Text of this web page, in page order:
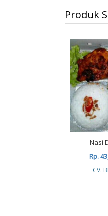
Produk
Nasi
Rp.
CV.